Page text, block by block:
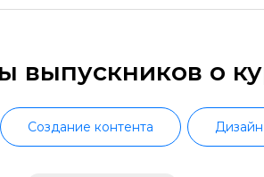
выпускников о
Создание контента Дизайн
отзыв